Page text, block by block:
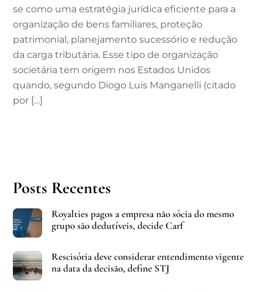
se como uma estratégia jurídica eficiente para a
organização de bens familiares, proteção
patrimonial, planejamento sucessório e redução
da carga tributária. Esse tipo de organização
societária tem origem nos Estados Unidos
quando, segundo Diogo Luís Manganelli (citado
por […]
Posts Recentes
Royalties pagos a empresa não sócia do mesmo
grupo são dedutíveis, decide Carf
Rescisória deve considerar entendimento vigente
na data da decisão, define STJ